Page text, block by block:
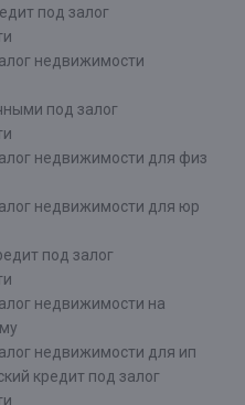
под залог
недвижимости
под залог
недвижимости для физ
недвижимости для юр
под залог
недвижимости на
недвижимости для ип
кредит под залог